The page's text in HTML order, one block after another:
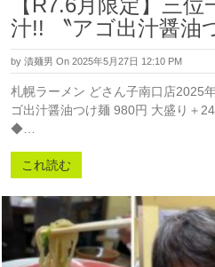
【R7.6月限定】三
汁!! 〝アゴ出汁醤油
by 漬麺男 On 2025年5月27日 12:10 PM
札幌ラーメン どさん子南口店2025
ゴ出汁醤油つけ麺 980円 大盛り＋
◆…
これ読む